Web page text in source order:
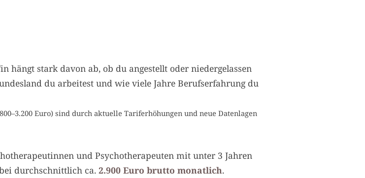
hängt stark davon ab, ob du angestellt oder niedergelassen
du arbeitest und wie viele Jahre Berufserfahrung du
Euro) sind durch aktuelle Tariferhöhungen und neue Datenlagen
und Psychotherapeuten mit unter 3 Jahren
durchschnittlich ca. 2.900 Euro brutto monatlich.